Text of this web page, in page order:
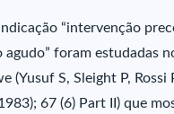
“intervenção
agudo” foram estudadas
(Yusuf S, Sleight P, Rossi
67 (6) Part II) que